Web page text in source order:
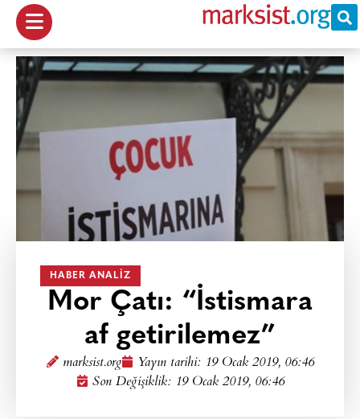
HABER ANALIZ
Mor Çatı: “İstismara
af getirilemez”
marksist.org Yayın tarihi: 19 Ocak 2019, 06:46
Son Değişiklik: 19 Ocak 2019, 06:46